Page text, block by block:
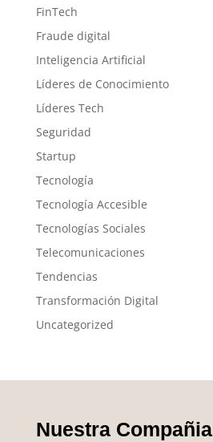
FinTech
Fraude digital
Inteligencia Artificial
Líderes de Conocimiento
Líderes Tech
Seguridad
Startup
Tecnología
Tecnología Accesible
Tecnologías Sociales
Telecomunicaciones
Tendencias
Transformación Digital
Uncategorized
Nuestra Compañia